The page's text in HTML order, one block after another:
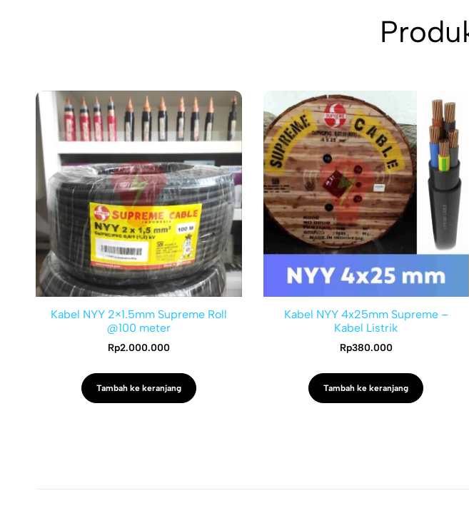
Kabel NYY 2×1.5mm Supreme Roll
@100 meter
Rp2.000.000
Tambah ke keranjang
Kabel NYY 4x25mm Supreme –
Kabel Listrik
Rp380.000
Tambah ke keranjang